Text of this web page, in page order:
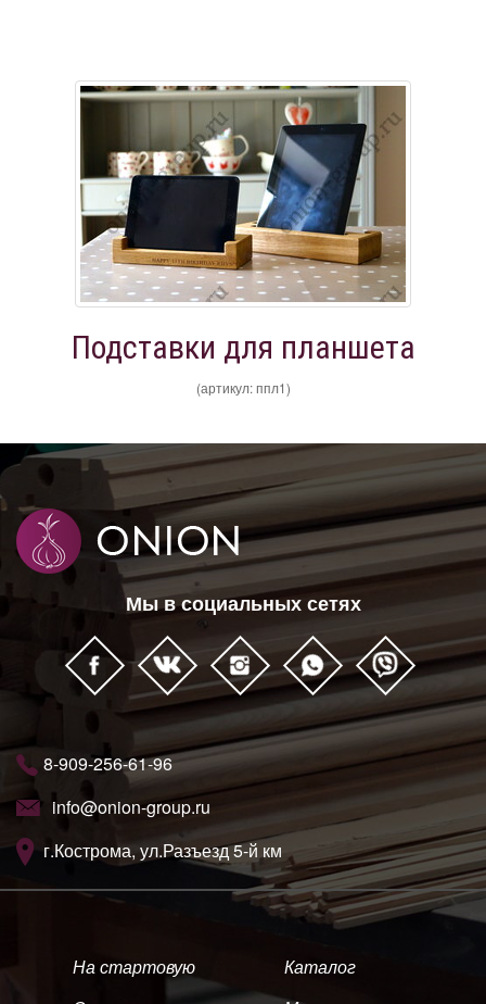
Подставки для планшета
(артикул: ппл1)
Мы в социальных сетях
8-909-256-61-96
info@onion-group.ru
г.Кострома, ул.Разъезд 5-й км
На стартовую
Каталог